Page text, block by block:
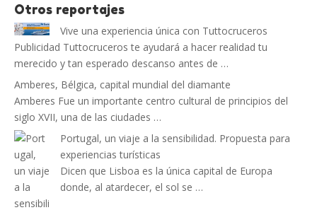
Otros reportajes
Vive una experiencia única con Tuttocruceros
Publicidad Tuttocruceros te ayudará a hacer realidad tu
merecido y tan esperado descanso antes de …
Amberes, Bélgica, capital mundial del diamante
Amberes Fue un importante centro cultural de principios del
siglo XVII, una de las ciudades …
Portugal, un viaje a la sensibilidad. Propuesta para
experiencias turísticas
Dicen que Lisboa es la única capital de Europa
donde, al atardecer, el sol se …